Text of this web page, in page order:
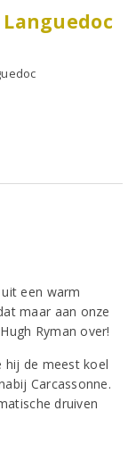
een warm
maar aan onze
Ryman over!
hij de meest koel
Carcassonne.
druiven